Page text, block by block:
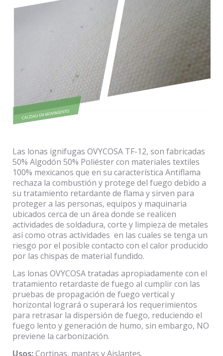
Las lonas ignifugas OVYCOSA TF-12, son fabricadas
50% Algodón 50% Poliéster con materiales textiles
100% mexicanos que en su característica Antiflama
rechaza la combustión y protege del fuego debido a
su tratamiento retardante de flama y sirven para
proteger a las personas, equipos y maquinaria
ubicados cerca de un área donde se realicen
actividades de soldadura, corte y limpieza de metales
así como otras actividades en las cuales se tenga un
riesgo por el posible contacto con el calor producido
por las chispas de material fundido.
Las lonas OVYCOSA tratadas apropiadamente con el
tratamiento retardaste de fuego al cumplir con las
pruebas de propagación de fuego vertical y
horizontal logrará o superará los requerimientos
para retrasar la dispersión de fuego, reduciendo el
fuego lento y generación de humo, sin embargo, NO
previene la carbonización.
Usos:Cortinas, mantas y Aislantes.